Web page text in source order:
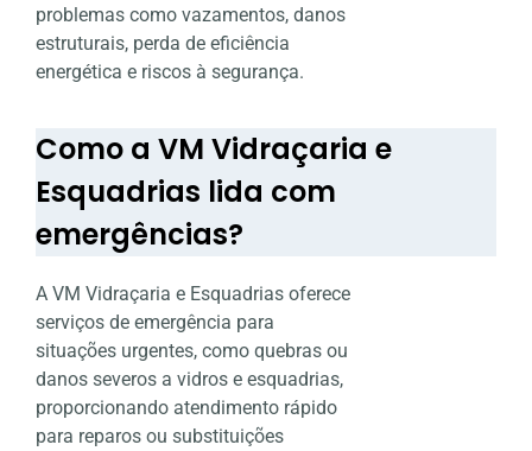
problemas como vazamentos, danos
estruturais, perda de eficiência
energética e riscos à segurança.
Como a VM Vidraçaria e
Esquadrias lida com
emergências?
A VM Vidraçaria e Esquadrias oferece
serviços de emergência para
situações urgentes, como quebras ou
danos severos a vidros e esquadrias,
proporcionando atendimento rápido
para reparos ou substituições